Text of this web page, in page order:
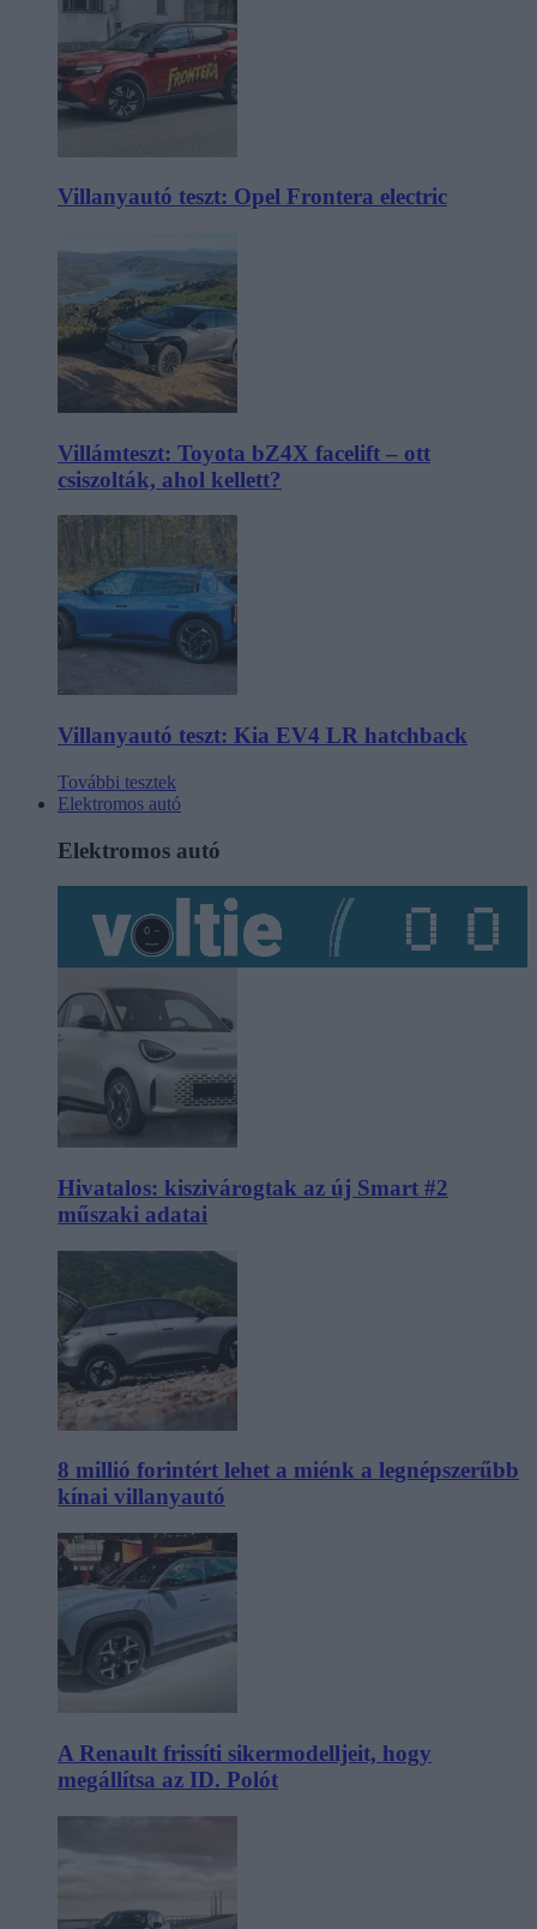
Villanyautó teszt: Opel Frontera electric
Villámteszt: Toyota bZ4X facelift – ott
csiszolták, ahol kellett?
Villanyautó teszt: Kia EV4 LR hatchback
További tesztek
Elektromos autó
Elektromos autó
Hivatalos: kiszivárogtak az új Smart #2
műszaki adatai
8 millió forintért lehet a miénk a legnépszerűbb
kínai villanyautó
A Renault frissíti sikermodelljeit, hogy
megállítsa az ID. Polót